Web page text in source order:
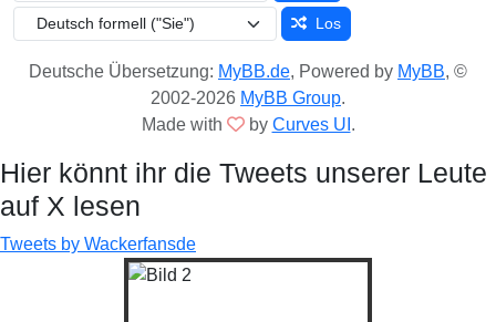
Los
Deutsche Übersetzung: MyBB.de, Powered by MyBB, ©
2002-2026 MyBB Group.
Made with
by Curves UI .
Hier könnt ihr die Tweets unserer Leute
auf X lesen
Tweets by Wackerfansde